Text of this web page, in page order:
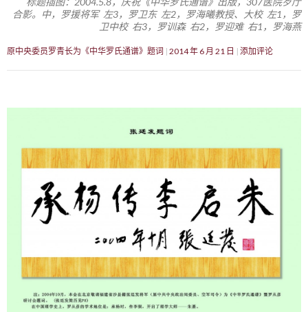
合影。中，罗援将军 左3，罗卫东 左2，罗海曦教授、大校 左1，罗
卫中校 右3，罗训森 右2，罗迎难 右1，罗海燕
原中央委员罗青长为《中华罗氏通谱》题词 2014 年 6 月 21 日 添加评论